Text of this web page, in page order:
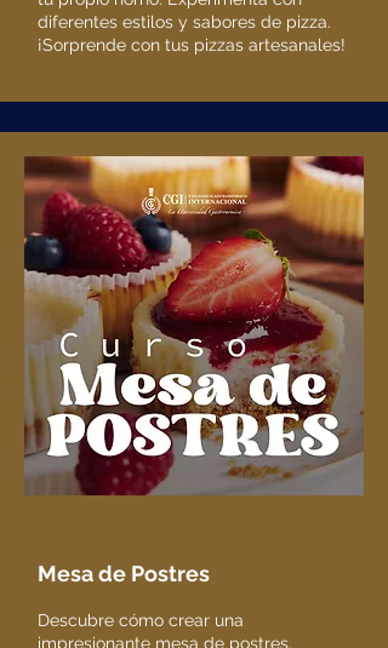
diferentes estilos y sabores de pizza.
¡Sorprende con tus pizzas artesanales!
Mesa de Postres
Descubre cómo crear una
impresionante mesa de postres.